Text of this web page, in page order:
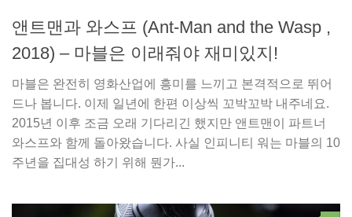
앤트맨과 와스프 (Ant-Man and the Wasp ,
2018) – 마블은 이래줘야 재미있지!
마블은 완전히 영화산업에 흥미를 느끼고 본격적으로 뛰어
드나 봅니다. 이제 일년에 한편 이상씩 꼬박꼬박 내주네요.
2015년 이후 조금 오래 기다리긴 했지만 앤트맨이 파트너
와스프와 함께 돌아왔습니다. 사실 인피니티 워는 마블의 10
주년을 집대성 하기 위해 뭔가...